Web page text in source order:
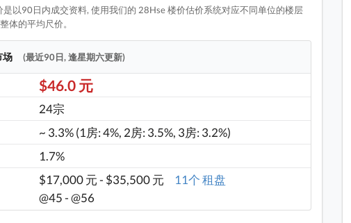
是以90日内成交资料, 使用我们的 28Hse 楼价估价系统对应不同单位的楼层
体的平均尺价。
场 (最近90日, 逢星期六更新)
$46.0 元
24宗
~ 3.3% (1房: 4%, 2房: 3.5%, 3房: 3.2%)
1.7%
$17,000 元 - $35,500 元
11个 租盘
@45 - @56